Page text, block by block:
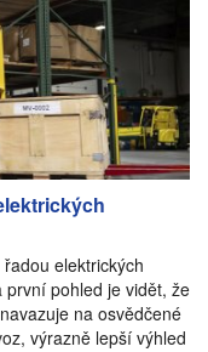
elektrických
první pohled je vidět, že
na osvědčené
výrazně lepší výhled